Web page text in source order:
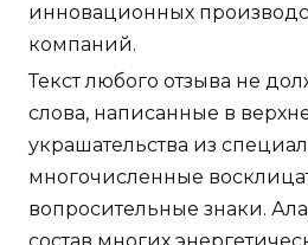
инновационных
компаний.
Текст любого отзыва не
слова, написанные в
украшательства из
многочисленные
вопросительные знаки.